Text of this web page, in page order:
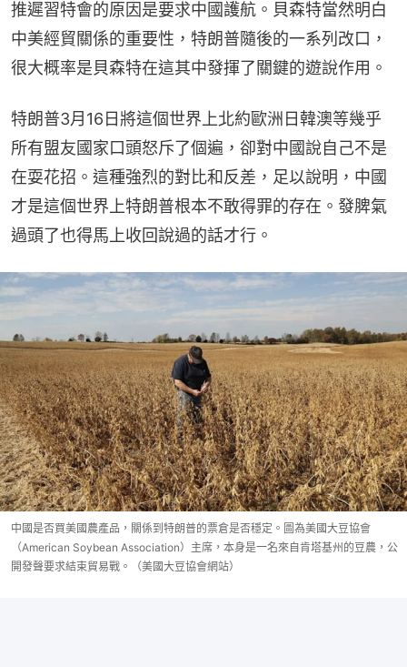
推遲習特會的原因是要求中國護航。貝森特當然明白
中美經貿關係的重要性，特朗普隨後的一系列改口，
很大概率是貝森特在這其中發揮了關鍵的遊說作用。
特朗普3月16日將這個世界上北約歐洲日韓澳等幾乎
所有盟友國家口頭怒斥了個遍，卻對中國說自己不是
在耍花招。這種強烈的對比和反差，足以說明，中國
才是這個世界上特朗普根本不敢得罪的存在。發脾氣
過頭了也得馬上收回說過的話才行。
中國是否買美國農產品，關係到特朗普的票倉是否穩定。圖為美國大豆協會
（American Soybean Association）主席，本身是一名來自肯塔基州的豆農，公
開發聲要求結束貿易戰。（美國大豆協會網站）